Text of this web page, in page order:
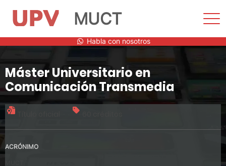
contenido
MUCT
Habla con nosotros
Máster Universitario en
Comunicación Transmedia
ACRÓNIMO